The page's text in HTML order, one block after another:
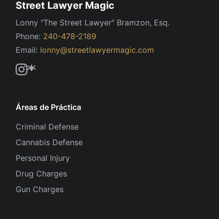
Street Lawyer Magic
Lonny "The Street Lawyer" Bramzon, Esq.
Phone: 240-478-2189
Email: lonny@streetlawyermagic.com
Áreas de Práctica
Criminal Defense
Cannabis Defense
Personal Injury
Drug Charges
Gun Charges